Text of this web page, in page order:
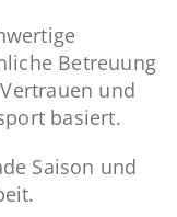
Betreuung
und
basiert.
Saison und